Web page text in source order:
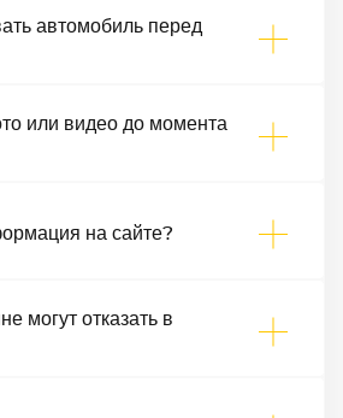
автомобиль перед
или видео до момента
на сайте?
могут отказать в